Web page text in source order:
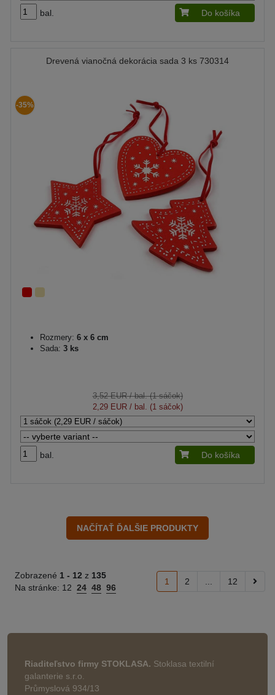
bal. Do košíka
Drevená vianočná dekorácia sada 3 ks 730314
-35%
Rozmery: 6 x 6 cm
Sada: 3 ks
3,52 EUR/ bal. (1 sáčok)
2,29 EUR/ bal. (1 sáčok)
bal. Do košíka
Zobrazené 1 - 12 z 135
Na stránke: 12 24 48 96
1 2 12
Riaditeľstvo firmy STOKLASA. Stoklasa textilní
galanterie s.r.o.
Průmyslová 934/13